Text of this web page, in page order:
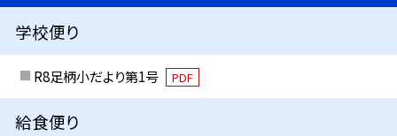
学校便り
R8足柄小だより第1号 PDF
給食便り